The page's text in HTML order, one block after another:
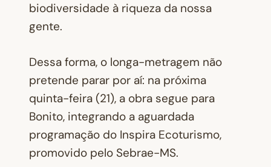
biodiversidade à riqueza da nossa
gente.
Dessa forma, o longa-metragem não
pretende parar por aí: na próxima
quinta-feira (21), a obra segue para
Bonito, integrando a aguardada
programação do Inspira Ecoturismo,
promovido pelo Sebrae-MS.